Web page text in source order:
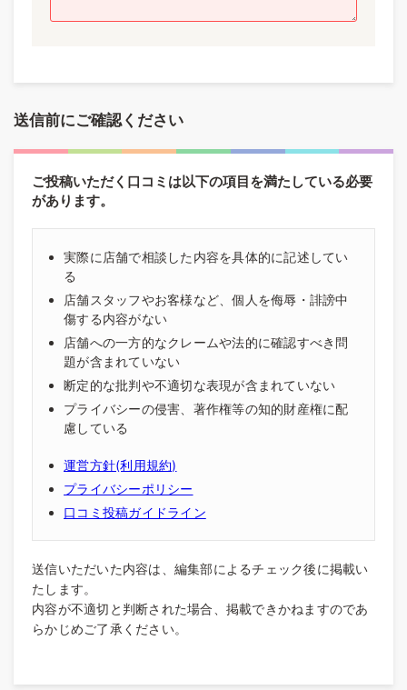
送信前にご確認ください
ご投稿いただく口コミは以下の項目を満たしている必要
があります。
実際に店舗で相談した内容を具体的に記述してい
る
店舗スタッフやお客様など、個人を侮辱・誹謗中
傷する内容がない
店舗への一方的なクレームや法的に確認すべき問
題が含まれていない
断定的な批判や不適切な表現が含まれていない
プライバシーの侵害、著作権等の知的財産権に配
慮している
運営方針(利用規約)
プライバシーポリシー
口コミ投稿ガイドライン
送信いただいた内容は、編集部によるチェック後に掲載い
たします。
内容が不適切と判断された場合、掲載できかねますのであ
らかじめご了承ください。